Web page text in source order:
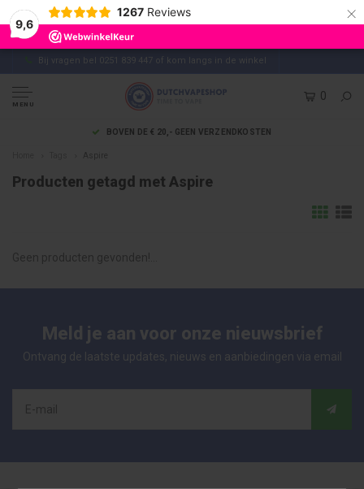
9,6
1267 Reviews ×
Bij vragen bel 0251 839 447 of kom langs in de winkel
MENU
0
BOVEN DE € 20,- GEEN VERZENDKOSTEN
Aspire
Producten getagd met Aspire
Geen producten gevonden!...
Meld je aan voor onze nieuwsbrief
Ontvang de laatste updates, nieuws en aanbiedingen via email